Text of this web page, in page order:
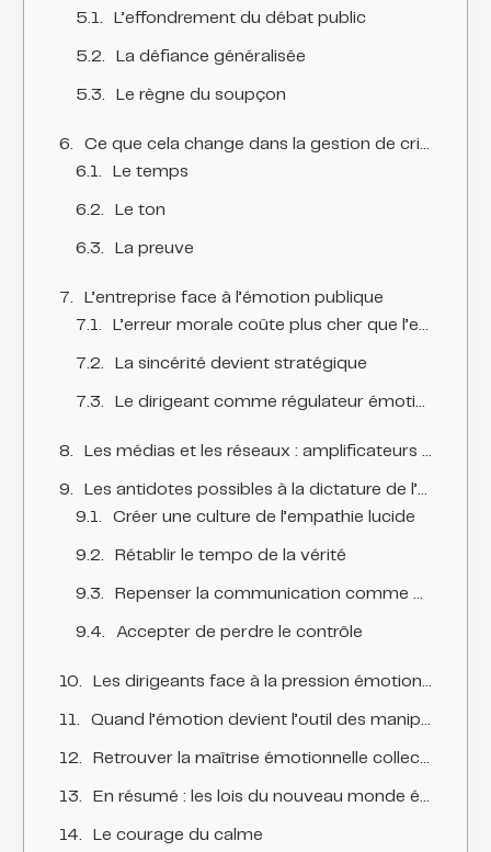
L’effondrement du débat public
La défiance généralisée
Le règne du soupçon
Ce que cela change dans la gestion de crise
Le temps
Le ton
La preuve
L’entreprise face à l’émotion publique
L’erreur morale coûte plus cher que l’erreur technique
La sincérité devient stratégique
Le dirigeant comme régulateur émotionnel
Les médias et les réseaux : amplificateurs d’émotion
Les antidotes possibles à la dictature de l’émotion
Créer une culture de l’empathie lucide
Rétablir le tempo de la vérité
Repenser la communication comme un acte de pédagogie
Accepter de perdre le contrôle
Les dirigeants face à la pression émotionnelle
Quand l’émotion devient l’outil des manipulations
Retrouver la maîtrise émotionnelle collective
En résumé : les lois du nouveau monde émotionnel
Le courage du calme